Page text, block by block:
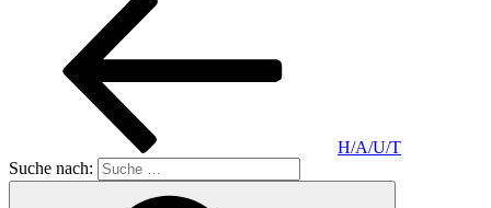
H/A/U/T
Suche nach: